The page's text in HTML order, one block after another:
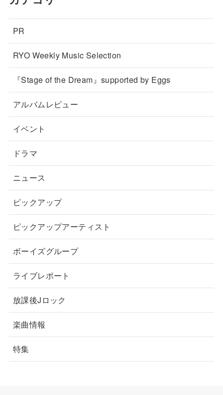
PR
RYO Weekly Music Selection
『Stage of the Dream』supported by Eggs
アルバムレビュー
イベント
ドラマ
ニュース
ピックアップ
ピックアップアーティスト
ボーイズグループ
ライブレポート
放課後Jロック
楽曲情報
特集